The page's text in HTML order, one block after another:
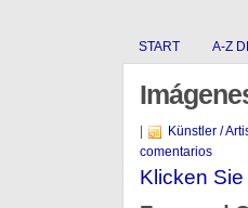
START A-Z
Künstler /
comentarios
Klicken